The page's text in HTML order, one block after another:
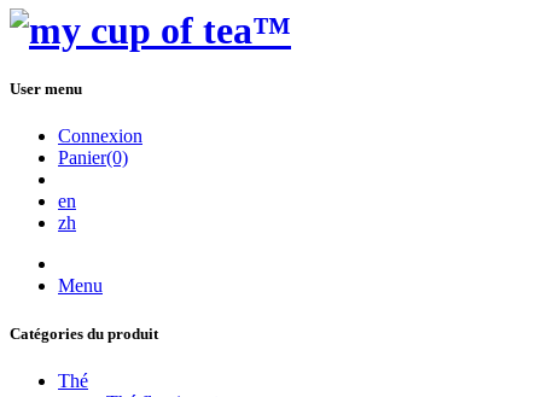
User menu
Connexion
Panier(0)
en
zh
Menu
Catégories du produit
Thé